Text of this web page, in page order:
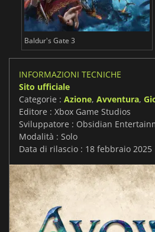
Baldur's Gate 3
INFORMAZIONI TECNICHE
Sito ufficiale
Categorie : Azione, Avventura,
Editore : Xbox Game Studios
Sviluppatore : Obsidian
Modalità : Solo
Data di rilascio : 18 febbraio 2025